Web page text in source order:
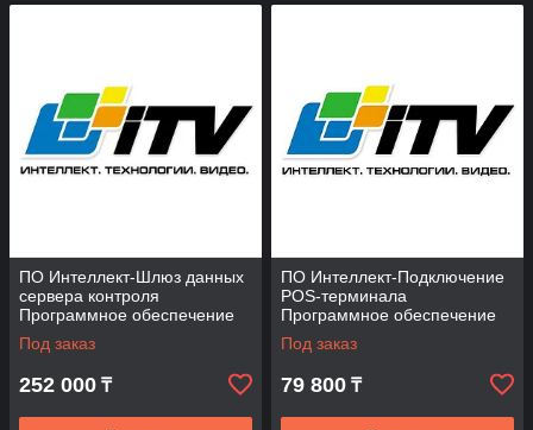
ПО Интеллект-Шлюз данных
сервера контроля
Программное обеспечение
(опция)
Под заказ
252 000 ₸
ПО Интеллект-Подключение
POS-терминала
Программное обеспечение
(опция)
Под заказ
79 800 ₸